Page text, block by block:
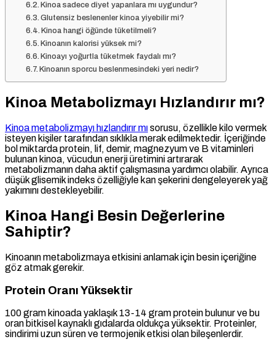
Kinoa sadece diyet yapanlara mı uygundur?
Glutensiz beslenenler kinoa yiyebilir mi?
Kinoa hangi öğünde tüketilmeli?
Kinoanın kalorisi yüksek mi?
Kinoayı yoğurtla tüketmek faydalı mı?
Kinoanın sporcu beslenmesindeki yeri nedir?
Kinoa Metabolizmayı Hızlandırır mı?
Kinoa metabolizmayı hızlandırır mısorusu, özellikle kilo vermek
isteyen kişiler tarafından sıklıkla merak edilmektedir. İçeriğinde
bol miktarda protein, lif, demir, magnezyum ve B vitaminleri
bulunan kinoa, vücudun enerji üretimini artırarak
metabolizmanın daha aktif çalışmasına yardımcı olabilir. Ayrıca
düşük glisemik indeks özelliğiyle kan şekerini dengeleyerek yağ
yakımını destekleyebilir.
Kinoa Hangi Besin Değerlerine
Sahiptir?
Kinoanın metabolizmaya etkisini anlamak için besin içeriğine
göz atmak gerekir.
Protein Oranı Yüksektir
100 gram kinoada yaklaşık 13-14 gram protein bulunur ve bu
oran bitkisel kaynaklı gıdalarda oldukça yüksektir. Proteinler,
sindirimi uzun süren ve termojenik etkisi olan bileşenlerdir.